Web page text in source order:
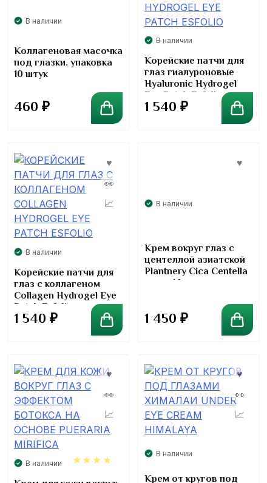
В наличии
Коллагеновая масочка
под глазки. упаковка
10 штук
460 ₽
В наличии
Корейские патчи для
глаз гиалуроновые
Hyaluronic Hydrogel
Eye Patch Esfolio
1 540 ₽
В наличии
Корейские патчи для
глаз с коллагеном
Collagen Hydrogel Eye
Patch Esfolio
1 540 ₽
В наличии
Крем вокруг глаз с
центеллой азиатской
Plantnery Cica Centella
ceramides eye cream
1 450 ₽
В наличии
В наличии
Крем от кругов под